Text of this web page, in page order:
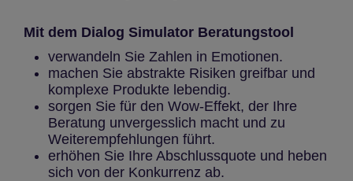
Mit dem Dialog Simulator Beratungstool
verwandeln Sie Zahlen in Emotionen.
machen Sie abstrakte Risiken greifbar und
komplexe Produkte lebendig.
sorgen Sie für den Wow-Effekt, der Ihre
Beratung unvergesslich macht und zu
Weiterempfehlungen führt.
erhöhen Sie Ihre Abschlussquote und heben
sich von der Konkurrenz ab.